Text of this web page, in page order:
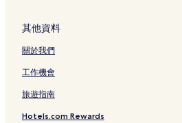
其他資料
關於我們
工作機會
旅遊指南
Hotels.com Rewards